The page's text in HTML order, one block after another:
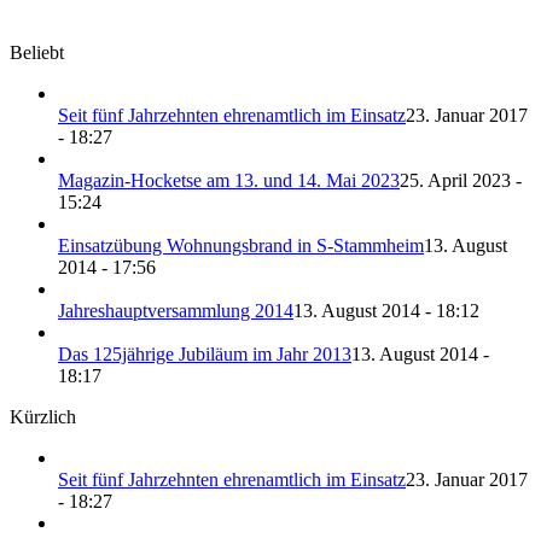
Beliebt
Seit fünf Jahrzehnten ehrenamtlich im Einsatz23. Januar 2017
- 18:27
Magazin-Hocketse am 13. und 14. Mai 202325. April 2023 -
15:24
Einsatzübung Wohnungsbrand in S-Stammheim13. August
2014 - 17:56
Jahreshauptversammlung 201413. August 2014 - 18:12
Das 125jährige Jubiläum im Jahr 201313. August 2014 -
18:17
Kürzlich
Seit fünf Jahrzehnten ehrenamtlich im Einsatz23. Januar 2017
- 18:27